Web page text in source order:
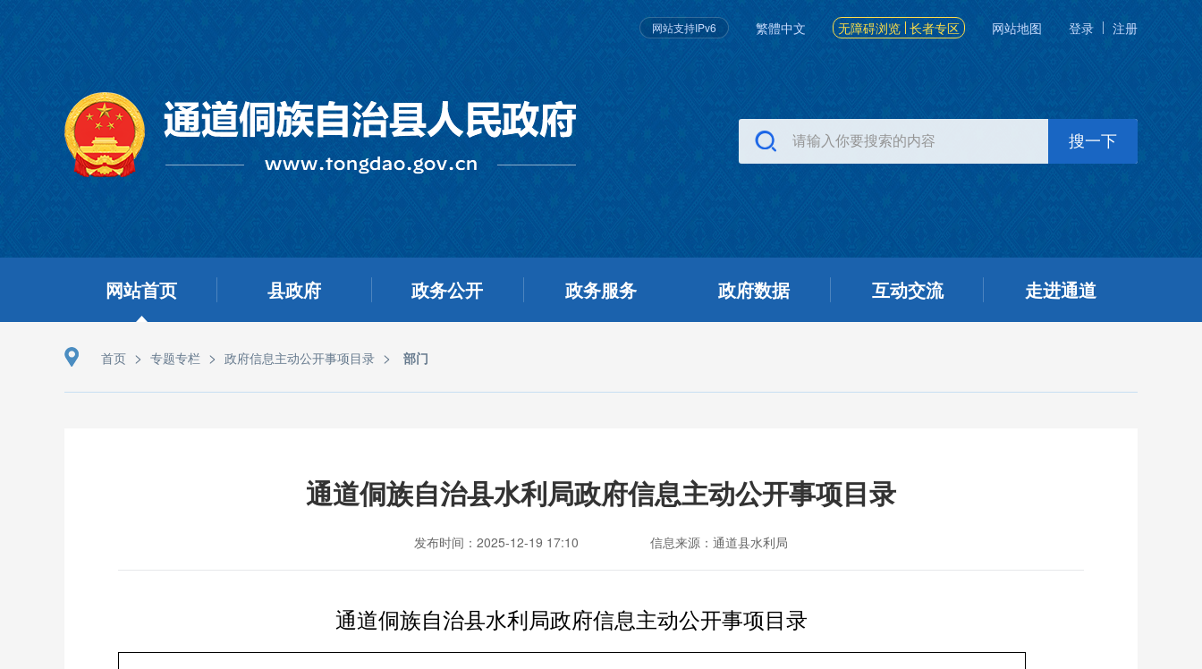
网站支持IPv6 繁體中文 无障碍浏览 长者专区 网站地图 登录 注册
网站首页 县政府 政务公开 政务服务 政府数据 互动交流 走进通道
首页 > 专题专栏 > 政府信息主动公开事项目录 > 部门
通道侗族自治县水利局政府信息主动公开事项目录
发布时间：2025-12-19 17:10 信息来源：通道县水利局
通道侗族自治县水利局政府信息主动公开事项目录